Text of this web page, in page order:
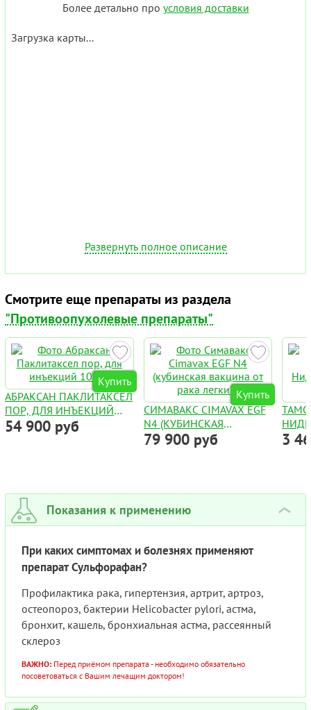
Более детально про условия доставки
Загрузка карты...
Развернуть полное описание
Смотрите еще препараты из раздела
"Противоопухолевые препараты"
Купить
АБРАКСАН ПАКЛИТАКСЕЛ
ПОР, ДЛЯ ИНЪЕКЦИЙ
100МГ
54 900 руб
Купить
СИМАВАКС CIMAVAX EGF
N4 (КУБИНСКАЯ
ВАКЦИНА ОТ РАКА
79 900 руб
№30
3
Показания к применению ›
При каких симптомах и болезнях применяют
препарат Сульфорафан?
Профилактика рака, гипертензия, артрит, артроз,
остеопороз, бактерии Helicobacter pylori, астма,
бронхит, кашель, бронхиальная астма, рассеянный
склероз
ВАЖНО: Перед приёмом препарата - необходимо обязательно
посоветоваться с Вашим лечащим доктором!